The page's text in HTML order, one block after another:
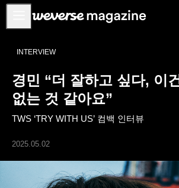
공지사항
FEATURE
INTERVIEW
INTERACTIVE
FIRST+VIEW
INTERVIEW
경민 “더 잘하고 싶다, 이
없는 것 같아요”
TWS ‘TRY WITH US’ 컴백 인터뷰
2025.05.02